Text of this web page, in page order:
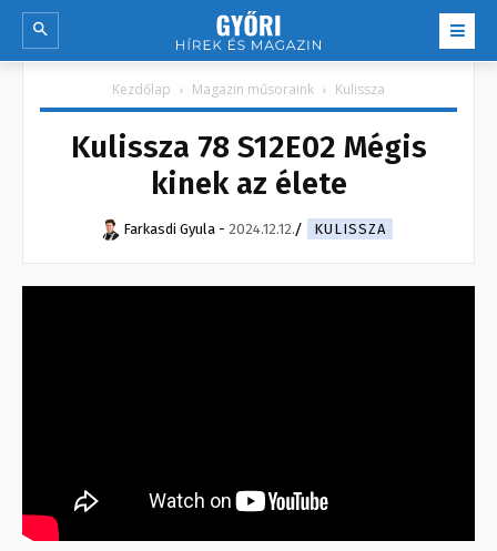
Kezdőlap Magazin műsoraink Kulissza
Kulissza 78 S12E02 Mégis
kinek az élete
Farkasdi Gyula - 2024.12.12. KULISSZA